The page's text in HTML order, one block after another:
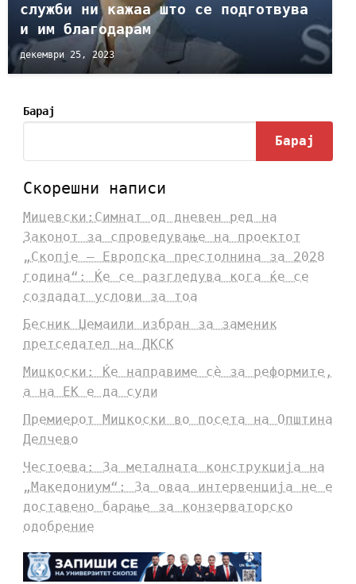
служби ни кажаа што се подготвува
и им благодарам
декември 25, 2023
Барај
Барај
Скорешни написи
Мицевски:Симнат од дневен ред на
Законот за спроведување на проектот
„Скопје – Европска престолнина за 2028
година“: Ќе се разгледува кога ќе се
создадат услови за тоа
Бесник Џемаили избран за заменик
претседател на ДКСК
Мицкоски: Ќе направиме сè за реформите,
а на ЕК е да суди
Премиерот Мицкоски во посета на Општина
Делчево
Честоева: За металната конструкција на
„Македониум“: За оваа интервенција не е
доставено барање за конзерваторско
одобрение